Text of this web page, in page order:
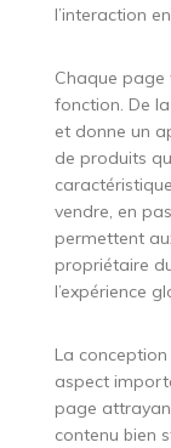
l’interaction
Chaque
fonction. De
et donne un
de produits
vendre, en
permettent
propriétaire
l’expérience
La
aspect
page
contenu bien